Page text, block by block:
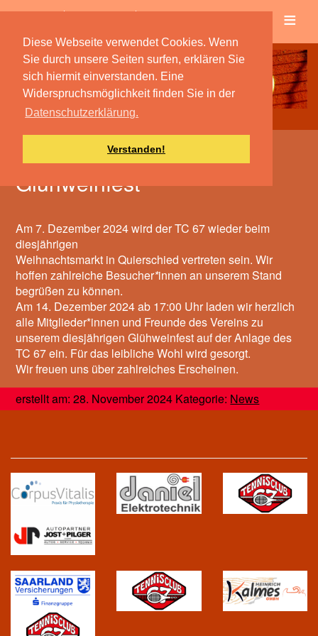
Diese Webseite verwendet Cookies. Wenn
Sie durch unsere Seiten surfen, erklären Sie
sich hiermit einverstanden. Eine
Widerspruchsmöglichkeit finden Sie in der
Datenschutzerklärung.
Verstanden!
≡
Weihnachtsmarkt und
Glühweinfest
Am 7. Dezember 2024 wird der TC 67 wieder beim
diesjährigen
Weihnachtsmarkt in Quierschied vertreten sein. Wir
hoffen zahlreiche Besucher*innen an unserem Stand
begrüßen zu können.
Am 14. Dezember 2024 ab 17:00 Uhr laden wir herzlich
alle Mitglieder*innen und Freunde des Vereins zu
unserem diesjährigen Glühweinfest auf der Anlage des
TC 67 ein. Für das leibliche Wohl wird gesorgt.
Wir freuen uns über zahlreiches Erscheinen.
erstellt am: 28. November 2024 Kategorie: News